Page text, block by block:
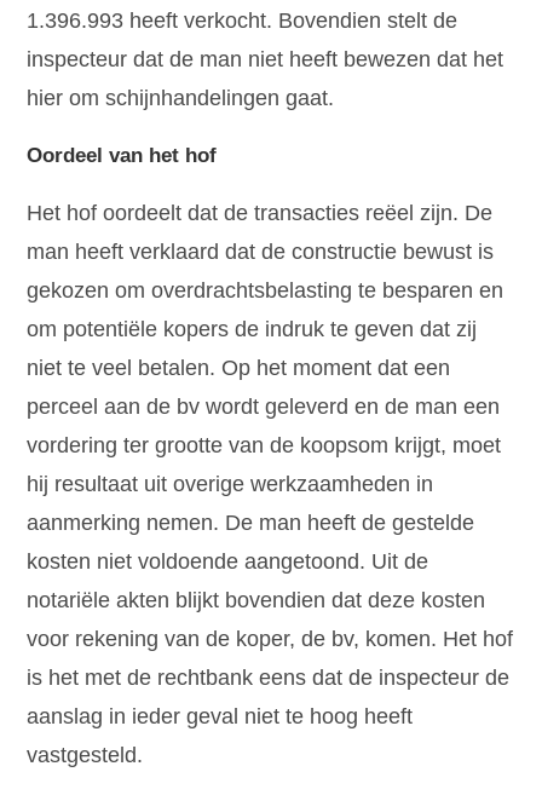
1.396.993 heeft verkocht. Bovendien stelt de
inspecteur dat de man niet heeft bewezen dat het
hier om schijnhandelingen gaat.
Oordeel van het hof
Het hof oordeelt dat de transacties reëel zijn. De
man heeft verklaard dat de constructie bewust is
gekozen om overdrachtsbelasting te besparen en
om potentiële kopers de indruk te geven dat zij
niet te veel betalen. Op het moment dat een
perceel aan de bv wordt geleverd en de man een
vordering ter grootte van de koopsom krijgt, moet
hij resultaat uit overige werkzaamheden in
aanmerking nemen. De man heeft de gestelde
kosten niet voldoende aangetoond. Uit de
notariële akten blijkt bovendien dat deze kosten
voor rekening van de koper, de bv, komen. Het hof
is het met de rechtbank eens dat de inspecteur de
aanslag in ieder geval niet te hoog heeft
vastgesteld.